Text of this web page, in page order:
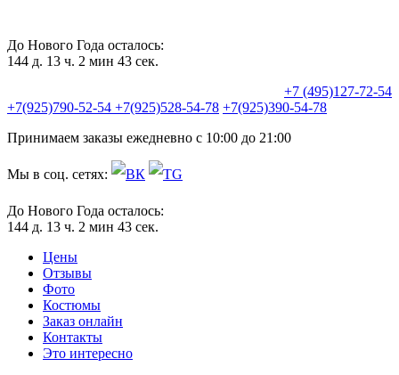
До Нового Года осталось:
144 д. 13 ч. 2 мин 42 сек.
+7 (495)127-72-54
+7(925)790-52-54 +7(925)528-54-78 +7(925)390-54-78
Принимаем заказы ежедневно с 10:00 до 21:00
Мы в соц. сетях:
До Нового Года осталось:
144 д. 13 ч. 2 мин 42 сек.
Цены
Отзывы
Фото
Костюмы
Заказ онлайн
Контакты
Это интересно